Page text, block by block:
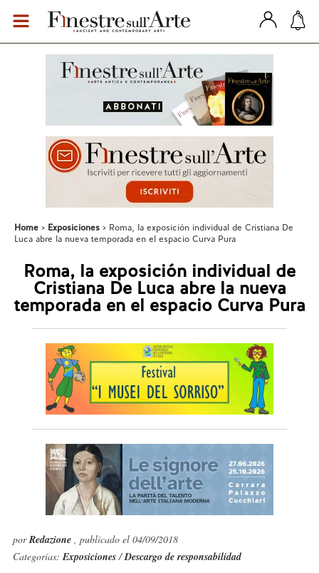
Home Exposiciones
Roma, la exposición individual de Cristiana De
Luca abre la nueva temporada en el espacio Curva Pura
Roma, la exposición individual de
Cristiana De Luca abre la nueva
temporada en el espacio Curva Pura
porRedazione , publicado el 04/09/2018
Categorías:Exposiciones/Descargo de responsabilidad